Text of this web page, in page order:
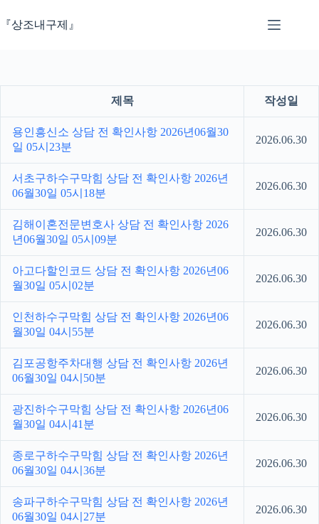
문『상조내구제』
제목 작성일
용인흥신소 상담 전 확인사항 2026년06월30
일 05시23분
2026.06.30
서초구하수구막힘 상담 전 확인사항 2026년
06월30일 05시18분
2026.06.30
김해이혼전문변호사 상담 전 확인사항 2026
년06월30일 05시09분
2026.06.30
아고다할인코드 상담 전 확인사항 2026년06
월30일 05시02분
2026.06.30
인천하수구막힘 상담 전 확인사항 2026년06
월30일 04시55분
2026.06.30
김포공항주차대행 상담 전 확인사항 2026년
06월30일 04시50분
2026.06.30
광진하수구막힘 상담 전 확인사항 2026년06
월30일 04시41분
2026.06.30
종로구하수구막힘 상담 전 확인사항 2026년
06월30일 04시36분
2026.06.30
송파구하수구막힘 상담 전 확인사항 2026년
06월30일 04시27분
2026.06.30